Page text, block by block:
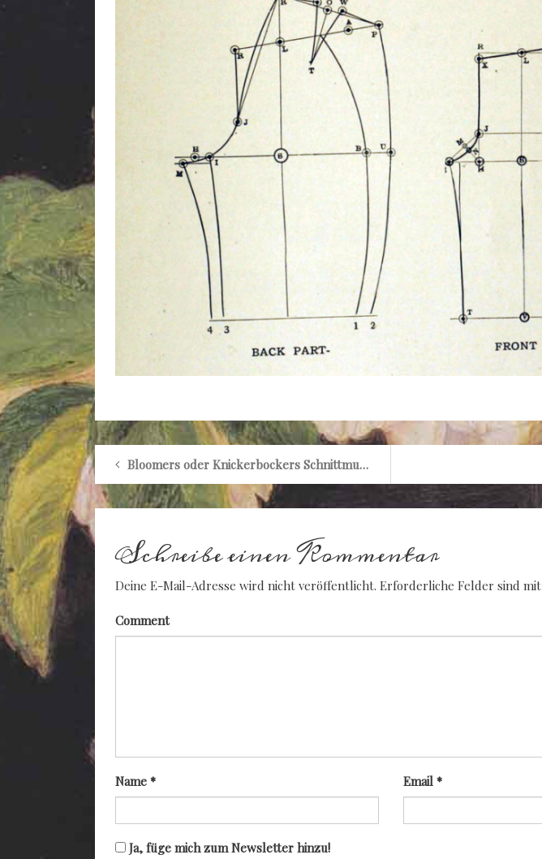
Bloomers oder Knickerbockers Schnittmuster nach „The Practical Designer“
Schreibe einen Kommentar
Deine E-Mail-Adresse wird nicht veröffentlicht. Erforderliche Felder sind mit
Comment
Name * Email *
Ja, füge mich zum Newsletter hinzu!